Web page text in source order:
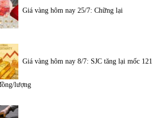
Giá vàng hôm nay 25/7: Chững lại
Giá vàng hôm nay 8/7: SJC tăng lại mốc 121
lượng